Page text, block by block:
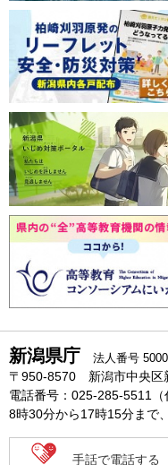
新潟県庁 法人番号
〒950-8570 新潟市中央区
電話番号：025-285-5511（
8時30分から17時15分まで
手話で電話する